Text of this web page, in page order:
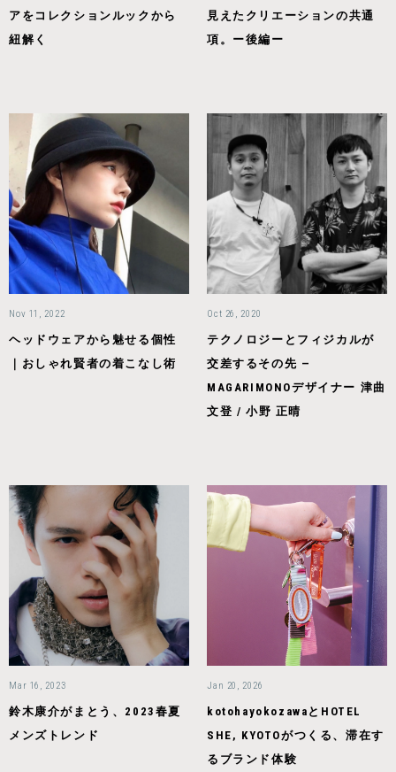
アをコレクションルックから
紐解く
見えたクリエーションの共通
項。ー後編ー
Nov 11, 2022
ヘッドウェアから魅せる個性
｜おしゃれ賢者の着こなし術
Oct 26, 2020
テクノロジーとフィジカルが
交差するその先 —
MAGARIMONOデザイナー 津曲
文登 / 小野 正晴
Mar 16, 2023
鈴木康介がまとう、2023春夏
メンズトレンド
Jan 20, 2026
kotohayokozawaとHOTEL
SHE, KYOTOがつくる、滞在す
るブランド体験